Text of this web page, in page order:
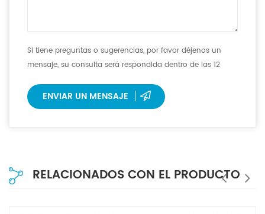
Si tiene preguntas o sugerencias, por favor déjenos un
mensaje, su consulta será respondida dentro de las 12
ENVIAR UN MENSAJE
RELACIONADOS CON EL PRODUCTO